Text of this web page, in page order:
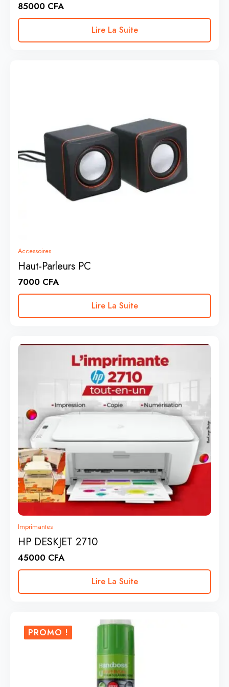
85000 CFA
Lire La Suite
Accessoires
Haut-Parleurs PC
7000 CFA
Lire La Suite
Imprimantes
HP DESKJET 2710
45000 CFA
Lire La Suite
PROMO !